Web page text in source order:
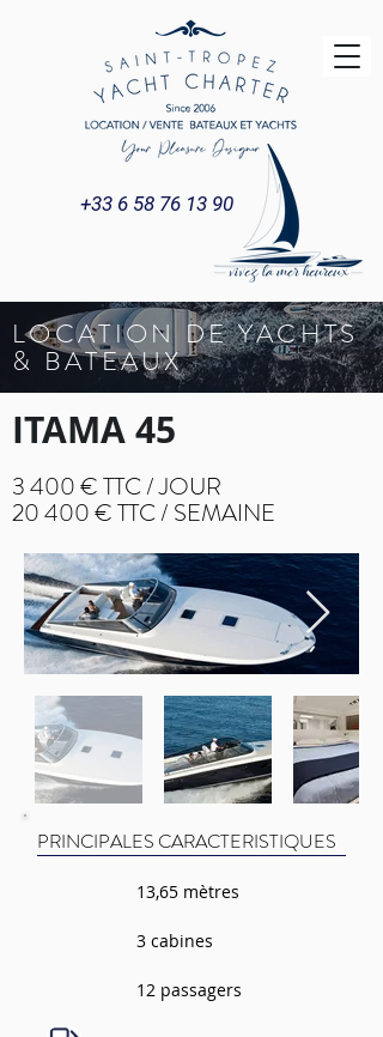
+33 6 58 76 13 90
LOCATION DE YACHTS
& BATEAUX
ITAMA 45
3 400 € TTC / JOUR
20 400 € TTC / SEMAINE
PRINCIPALES CARACTERISTIQUES
13,65 mètres
3 cabines
12 passagers